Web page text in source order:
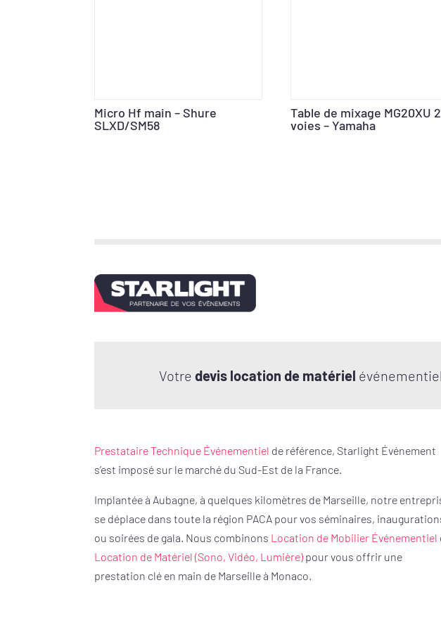
Micro Hf main – Shure
SLXD/SM58
Table de mixage MG20XU
voies – Yamaha
Votre devis location de matériel événementiel
Prestataire Technique Événementiel de référence, Starlight Événement
s’est imposé sur le marché du Sud-Est de la France.
Implantée à Aubagne, à quelques kilomètres de Marseille, notre
se déplace dans toute la région PACA pour vos séminaires,
ou soirées de gala. Nous combinons Location de Mobilier Événementiel
Location de Matériel (Sono, Vidéo, Lumière) pour vous offrir une
prestation clé en main de Marseille à Monaco.